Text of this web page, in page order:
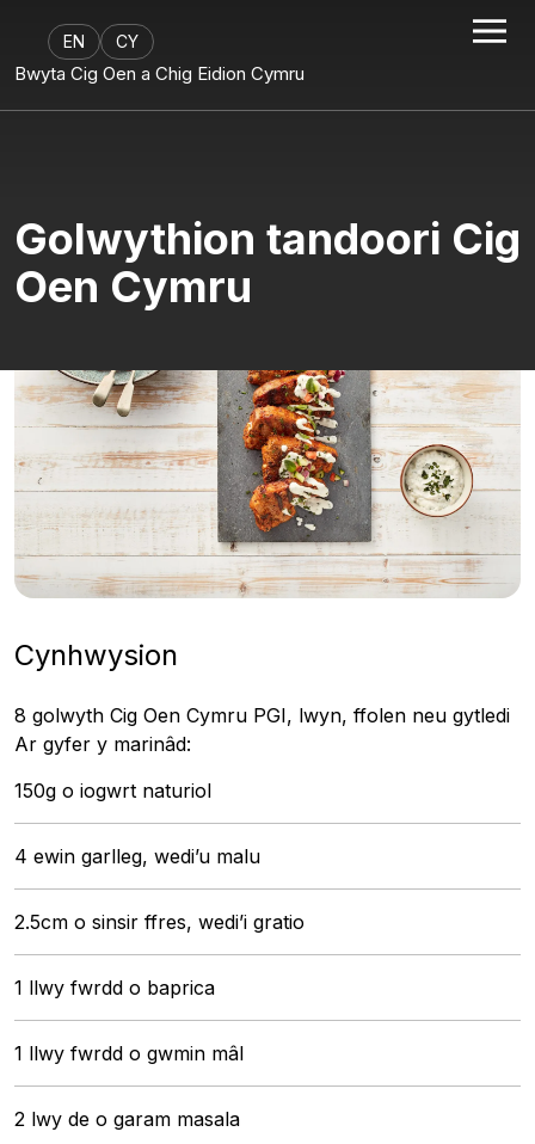
EN CY
Bwyta Cig Oen a Chig Eidion Cymru
Golwythion tandoori Cig
Oen Cymru
Cynhwysion
8 golwyth Cig Oen Cymru PGI, lwyn, ffolen neu gytledi
Ar gyfer y marinâd:
150g o iogwrt naturiol
4 ewin garlleg, wedi’u malu
2.5cm o sinsir ffres, wedi’i gratio
1 llwy fwrdd o baprica
1 llwy fwrdd o gwmin mâl
2 lwy de o garam masala